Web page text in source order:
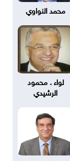
محمد النواوي
لواء . محمود
الرشيدي